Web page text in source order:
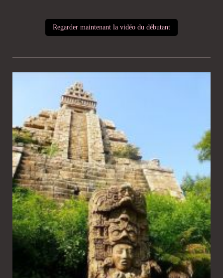
Regarder maintenant la vidéo du débutant